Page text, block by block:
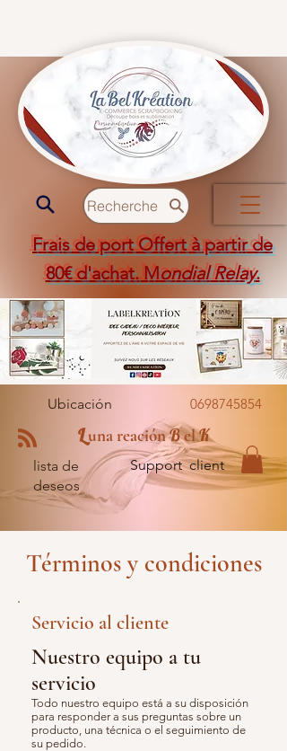
Recherche
Frais de port Offert à partir de
80€ d'achat. Mondial Relay.
Ubicación 0698745854
Luna reaciónBelK
lista de
deseos
Support client
Términos y condiciones
Servicio al cliente
Nuestro equipo a tu
servicio
Todo nuestro equipo está a su disposición
para responder a sus preguntas sobre un
producto, una técnica o el seguimiento de
su pedido.